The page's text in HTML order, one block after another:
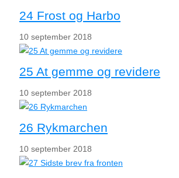
24 Frost og Harbo
10 september 2018
25 At gemme og revidere
10 september 2018
26 Rykmarchen
10 september 2018